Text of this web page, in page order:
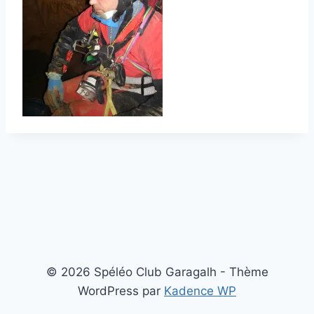
© 2026 Spéléo Club Garagalh - Thème
WordPress par Kadence WP